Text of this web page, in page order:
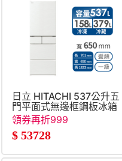
日立 HITACHI 537公升五
門平面式無邊框鋼板冰箱
領券再折999
$ 53728